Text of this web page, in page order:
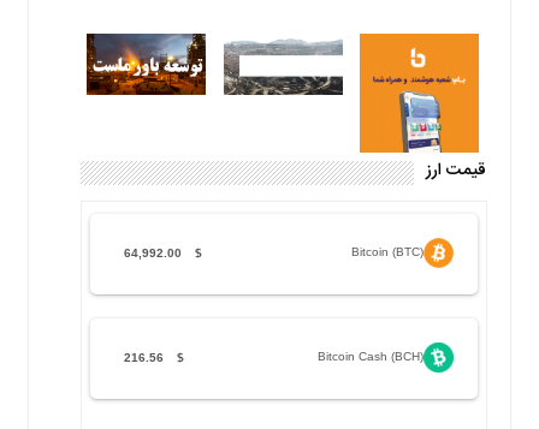
قیمت ارز
Bitcoin (BTC)
$
64,992.00
Bitcoin Cash (BCH)
$
216.56